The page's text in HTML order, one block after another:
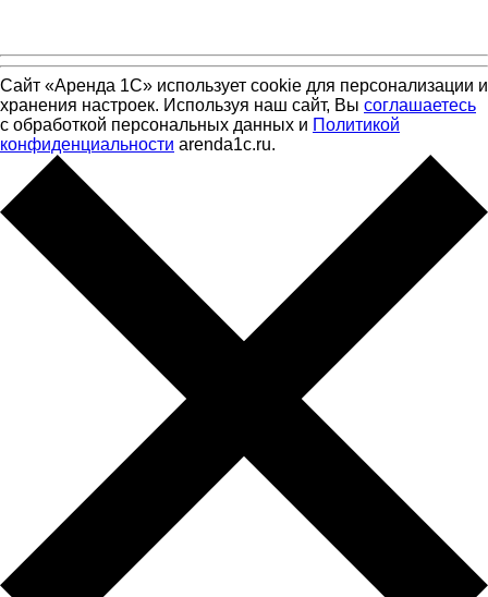
Сайт «Аренда 1С» использует cookie для персонализации и
хранения настроек. Используя наш сайт, Вы соглашаетесь
с обработкой персональных данных и Политикой
конфиденциальности arenda1c.ru.